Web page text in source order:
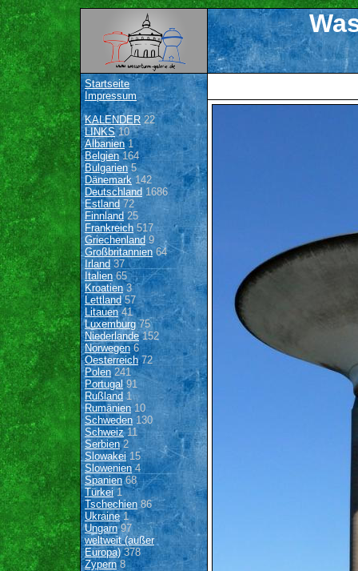
Startseite
Impressum
KALENDER22
LINKS10
Albanien1
Belgien164
Bulgarien 5
Dänemark142
Deutschland 1686
Estland 72
Finnland 25
Frankreich517
Griechenland9
Großbritannien64
Irland 37
Italien65
Kroatien3
Lettland57
Litauen41
Luxemburg 75
Niederlande152
Norwegen6
Oesterreich72
Polen 241
Portugal91
Rußland 1
Rumänien10
Schweden 130
Schweiz11
Serbien2
Slowakei15
Slowenien4
Spanien68
Türkei1
Tschechien 86
Ukraine1
Ungarn97
weltweit (außer
Europa)378
Zypern8